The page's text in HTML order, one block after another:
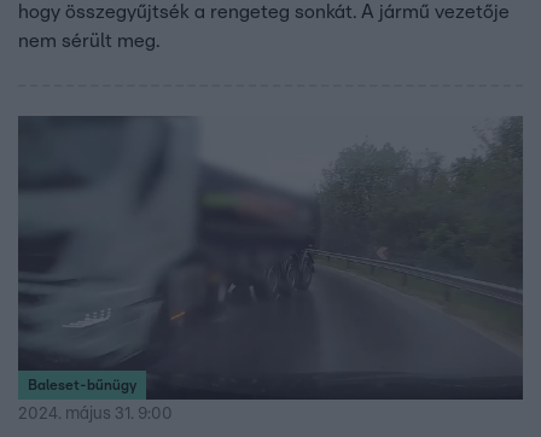
hogy összegyűjtsék a rengeteg sonkát. A jármű vezetője
nem sérült meg.
Baleset-bűnügy
2024. május 31. 9:00